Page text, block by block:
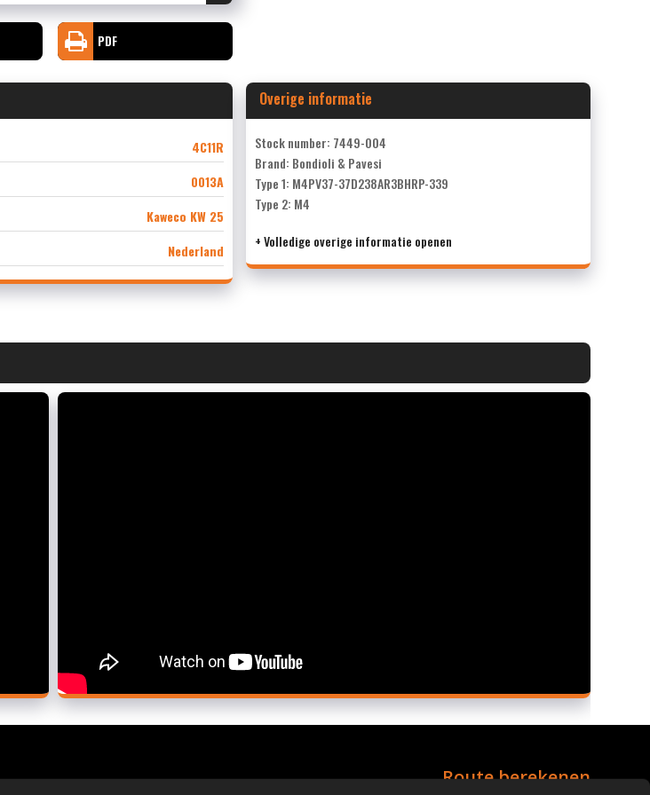
PDF
4C11R
0013A
Kaweco KW 25
Nederland
Overige informatie
Stock number: 7449-004
Brand: Bondioli & Pavesi
Type 1: M4PV37-37D238AR3BHRP-339
Type 2: M4
+ Volledige overige informatie openen
Route berekenen